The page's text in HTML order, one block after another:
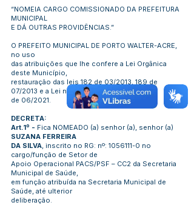
“NOMEIA CARGO COMISSIONADO DA PREFEITURA
MUNICIPAL
E DÁ OUTRAS PROVIDÊNCIAS.”
O PREFEITO MUNICIPAL DE PORTO WALTER-ACRE,
no uso
das atribuições que lhe confere a Lei Orgânica
deste Município,
restauração das leis 182 de 03/2013, 189 de
07/2013 e a Lei nº 361
de 06/2021.
DECRETA:
Art.1º - Fica NOMEADO (a) senhor (a), senhor (a)
SUZANA FERREIRA
DA SILVA, inscrito no RG: nº: 1056111-0 no
cargo/função de Setor de
Apoio Operacional PACS/PSF – CC2 da Secretaria
Municipal de Saúde,
em função atribuída na Secretaria Municipal de
Saúde, até ulterior
deliberação.